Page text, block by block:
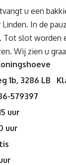
u een
Linden. In de
Tot slot worden
Wij zien u
1b, 3286 LB
579397
uur
uur